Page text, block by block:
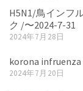
H5N1/鳥インフ
ク /〜2024-7-31
2024年7月28日
korona
2024年7月20日